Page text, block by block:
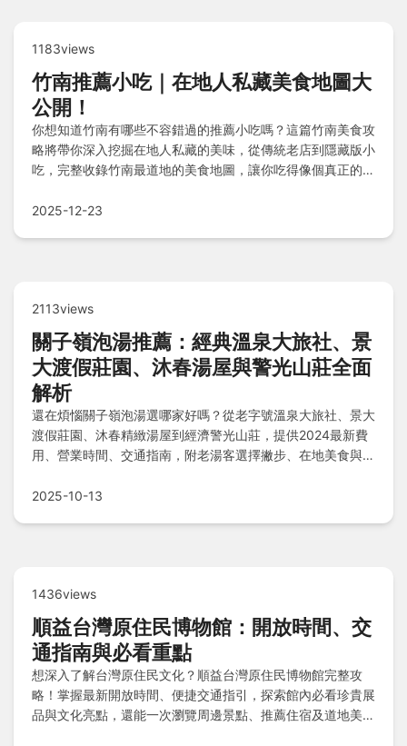
1183views
竹南推薦小吃｜在地人私藏美食地圖大
公開！
你想知道竹南有哪些不容錯過的推薦小吃嗎？這篇竹南美食攻
略將帶你深入挖掘在地人私藏的美味，從傳統老店到隱藏版小
吃，完整收錄竹南最道地的美食地圖，讓你吃得像個真正的竹
2025-12-23
2113views
關子嶺泡湯推薦：經典溫泉大旅社、景
大渡假莊園、沐春湯屋與警光山莊全面
解析
還在煩惱關子嶺泡湯選哪家好嗎？從老字號溫泉大旅社、景大
渡假莊園、沐春精緻湯屋到經濟警光山莊，提供2024最新費
用、營業時間、交通指南，附老湯客選擇撇步、在地美食與常
2025-10-13
1436views
順益台灣原住民博物館：開放時間、交
通指南與必看重點
想深入了解台灣原住民文化？順益台灣原住民博物館完整攻
略！掌握最新開放時間、便捷交通指引，探索館內必看珍貴展
品與文化亮點，還能一次瀏覽周邊景點、推薦住宿及道地美